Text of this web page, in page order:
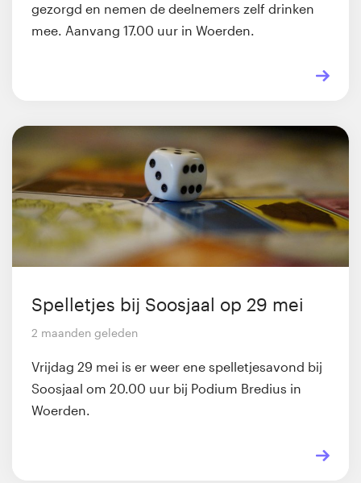
gezorgd en nemen de deelnemers zelf drinken
mee. Aanvang 17.00 uur in Woerden.
Spelletjes bij Soosjaal op 29 mei
2 maanden geleden
Vrijdag 29 mei is er weer ene spelletjesavond bij
Soosjaal om 20.00 uur bij Podium Bredius in
Woerden.